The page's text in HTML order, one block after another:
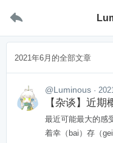

2021年6月的全部文章
@Luminous ·
【杂谈】近
最近可能最大的感
着幸（bai）存（